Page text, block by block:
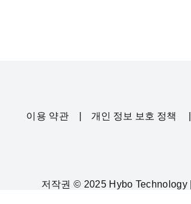
이용 약관 개인 정보 보호 정책
저작권 © 2025 Hybo Technology |